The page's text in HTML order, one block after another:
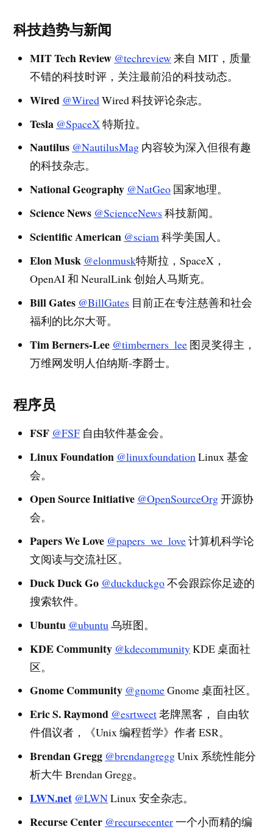
科技趋势与新闻
MIT Tech Review @techreview来自 MIT，质量
不错的科技时评，关注最前沿的科技动态。
Wired @WiredWired 科技评论杂志。
Tesla @SpaceX特斯拉。
Nautilus @NautilusMag 内容较为深入但很有趣
的科技杂志。
National Geography @NatGeo 国家地理。
Science News @ScienceNews 科技新闻。
Scientific American @sciam科学美国人。
Elon Musk @elonmusk特斯拉，SpaceX，
OpenAI 和 NeuralLink 创始人马斯克。
Bill Gates @BillGates 目前正在专注慈善和社会
福利的比尔大哥。
Tim Berners-Lee @timberners_lee 图灵奖得主，
万维网发明人伯纳斯-李爵士。
程序员
FSF @FSF 自由软件基金会。
Linux Foundation @linuxfoundationLinux 基金
会。
Open Source Initiative @OpenSourceOrg开源协
会。
Papers We Love @papers_we_love计算机科学论
文阅读与交流社区。
Duck Duck Go @duckduckgo不会跟踪你足迹的
搜索软件。
Ubuntu @ubuntu 乌班图。
KDE Community @kdecommunityKDE 桌面社
区。
Gnome Community @gnomeGnome 桌面社区。
Eric S. Raymond @esrtweet老牌黑客， 自由软
件倡议者，《Unix 编程哲学》作者 ESR。
Brendan Gregg @brendangreggUnix 系统性能分
析大牛 Brendan Gregg。
LWN.net @LWNLinux 安全杂志。
Recurse Center @recursecenter一个小而精的编